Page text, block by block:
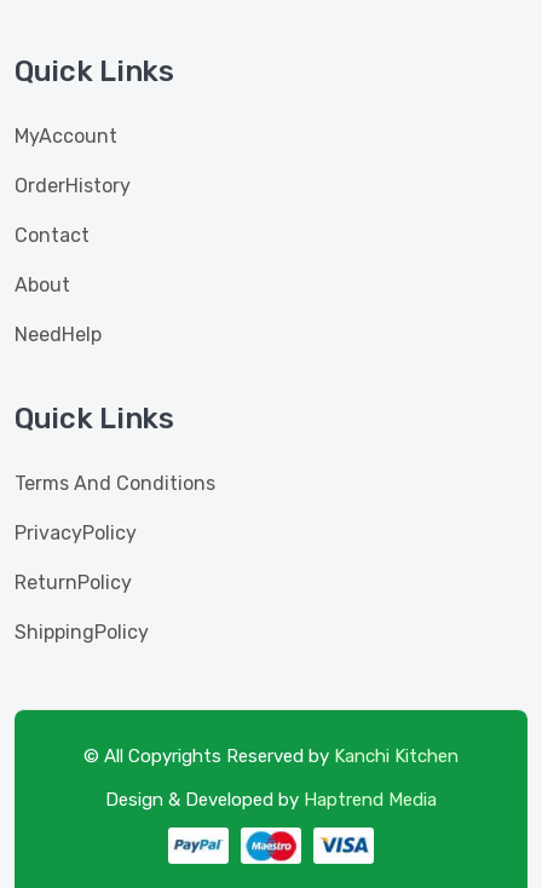
Quick Links
MyAccount
OrderHistory
Contact
About
NeedHelp
Quick Links
Terms And Conditions
PrivacyPolicy
ReturnPolicy
ShippingPolicy
© All Copyrights Reserved by Kanchi Kitchen
Design & Developed by Haptrend Media